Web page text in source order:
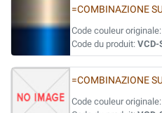
=COMBINAZIONE
Code couleur originale:
Code du produit: VCD-
=COMBINAZIONE
Code couleur originale: